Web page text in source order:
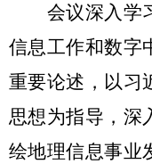
会议深入学习
信息工作和数字
重要论述，以习
思想为指导，深
绘地理信息事业